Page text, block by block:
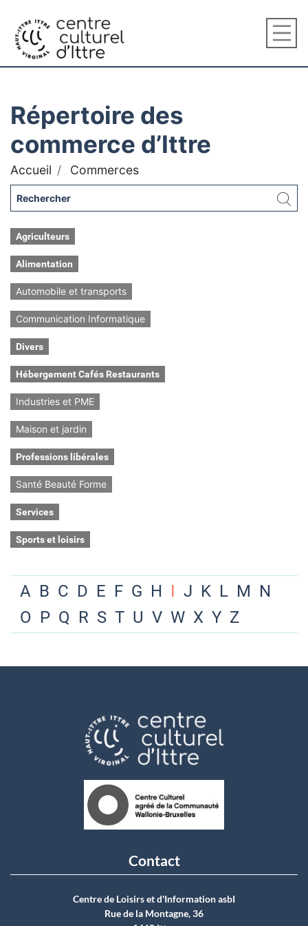
Répertoire des
commerce d’Ittre
Accueil Commerces
Agriculteurs
Alimentation
Automobile et transports
Communication Informatique
Divers
Hébergement Cafés Restaurants
Industries et PME
Maison et jardin
Professions libérales
Santé Beauté Forme
Services
Sports et loisirs
A B C D E F G H I J K L M N
O P Q R S T U V W X Y Z
Contact
Centre de Loisirs et d'Information asbI
Rue de la Montagne, 36